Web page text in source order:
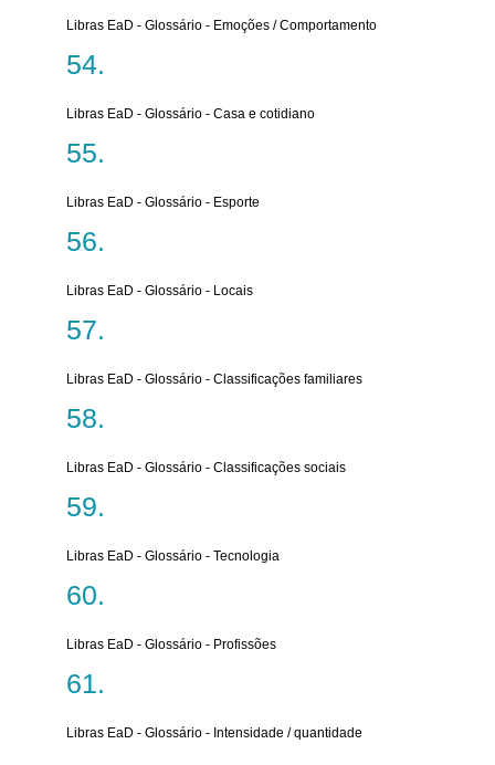
Libras EaD - Glossário - Emoções / Comportamento
Libras EaD - Glossário - Casa e cotidiano
Libras EaD - Glossário - Esporte
Libras EaD - Glossário - Locais
Libras EaD - Glossário - Classificações familiares
Libras EaD - Glossário - Classificações sociais
Libras EaD - Glossário - Tecnologia
Libras EaD - Glossário - Profissões
Libras EaD - Glossário - Intensidade / quantidade